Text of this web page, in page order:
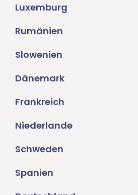
Luxemburg
Rumänien
Slowenien
Dänemark
Frankreich
Niederlande
Schweden
Spanien